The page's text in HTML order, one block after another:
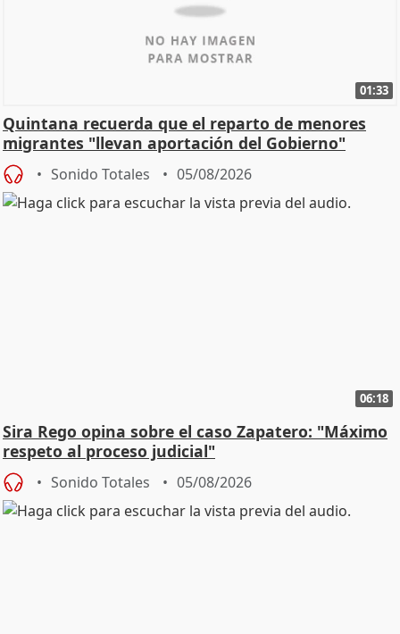
01:33
Quintana recuerda que el reparto de menores
migrantes "llevan aportación del Gobierno"
central
Sonido Totales 05/08/2026
06:18
Sira Rego opina sobre el caso Zapatero: "Máximo
respeto al proceso judicial"
Sonido Totales 05/08/2026